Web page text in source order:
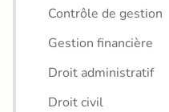
Contrôle de gestion
Gestion financière
Droit administratif
Droit civil